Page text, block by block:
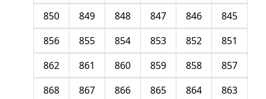
845
846
847
848
849
850
851
852
853
854
855
856
857
858
859
860
861
862
863
864
865
866
867
868